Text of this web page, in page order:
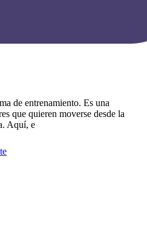
de entrenamiento. Es una
que quieren moverse desde la
Aquí, e